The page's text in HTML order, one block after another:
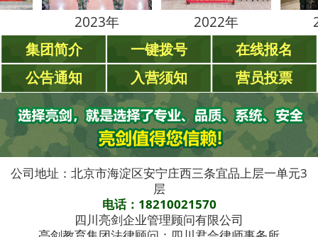
2023年 2022年 2021年
集团简介 一键拨号
在线报名
公告通知
入营须知 营员投票
公司地址：北京市海淀区安宁庄西三条宜品上层一单元3
层
电话：18210021570
四川亮剑企业管理顾问有限公司